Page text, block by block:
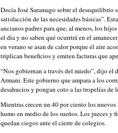
Decía José Saramago sobre el
satisfacción de las necesidades básicas”.
ancianos padres para que, al menos, los
el día y no saben qué ocurrirá en el
en verano se asan de calor porque el aire
triplican beneficios y emiten facturas que
“Nos gobiernan a través del miedo”, dijo el
Armani. Este gobierno que ampara a los
desahucios y pongan coto a las tropelías de
Mientras crecen un 40 por ciento los
humo en medio de los sueños. Los jueces y
quedan ciegos ante el cierre de colegios.